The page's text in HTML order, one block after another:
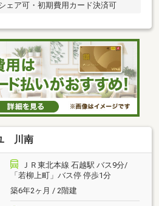
ェア可・初期費用カード決済可
川南
ＪＲ東北本線 石越駅 バス9分/
「若柳上町」バス停 停歩1分
築6年2ヶ月 / 2階建